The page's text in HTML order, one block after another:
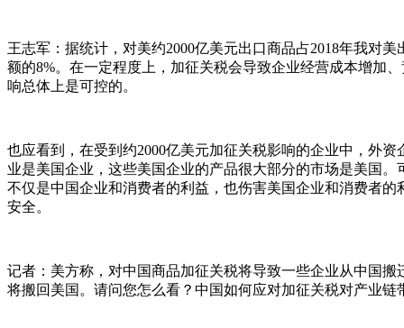
王志军：据统计，对美约2000亿美元出口商品占2018年我对
额的8%。在一定程度上，加征关税会导致企业经营成本增加
响总体上是可控的。
也应看到，在受到约2000亿美元加征关税影响的企业中，外
业是美国企业，这些美国企业的产品很大部分的市场是美国
不仅是中国企业和消费者的利益，也伤害美国企业和消费者
安全。
记者：美方称，对中国商品加征关税将导致一些企业从中国
将搬回美国。请问您怎么看？中国如何应对加征关税对产业链